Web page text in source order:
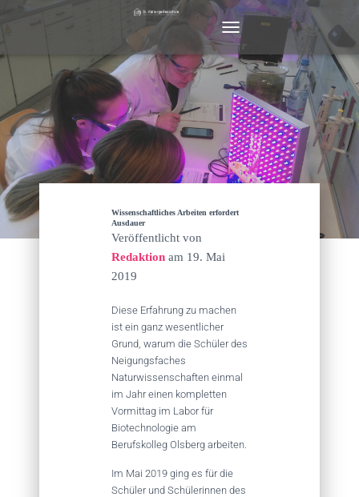
N
A
V
I
G
A
T
I
O
N
E
Wissenschaftliches Arbeiten erfordert
Ausdauer
Veröffentlicht von
Redaktion am 19. Mai
2019
Diese Erfahrung zu machen
ist ein ganz wesentlicher
Grund, warum die Schüler des
Neigungsfaches
Naturwissenschaften einmal
im Jahr einen kompletten
Vormittag im Labor für
Biotechnologie am
Berufskolleg Olsberg arbeiten.
Im Mai 2019 ging es für die
Schüler und Schülerinnen des